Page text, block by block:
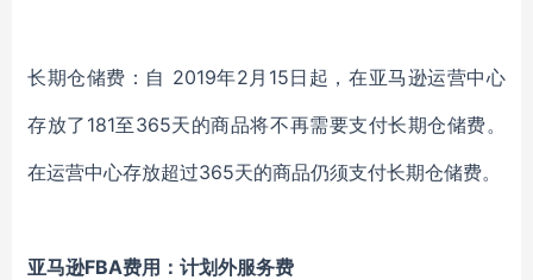
长期仓储费：自 2019年2月15日起，在亚马逊运营中心
存放了181至365天的商品将不再需要支付长期仓储费。
在运营中心存放超过365天的商品仍须支付长期仓储费。
亚马逊FBA费用： 计划外服务费